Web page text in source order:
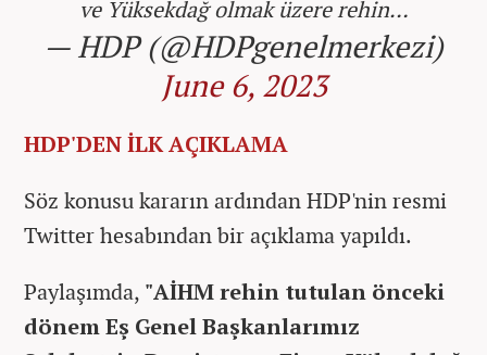
ve Yüksekdağ olmak üzere rehin…
— HDP (@HDPgenelmerkezi)
June 6, 2023
HDP'DEN İLK AÇIKLAMA
Söz konusu kararın ardından HDP'nin resmi
Twitter hesabından bir açıklama yapıldı.
Paylaşımda, "AİHM rehin tutulan önceki
dönem Eş Genel Başkanlarımız